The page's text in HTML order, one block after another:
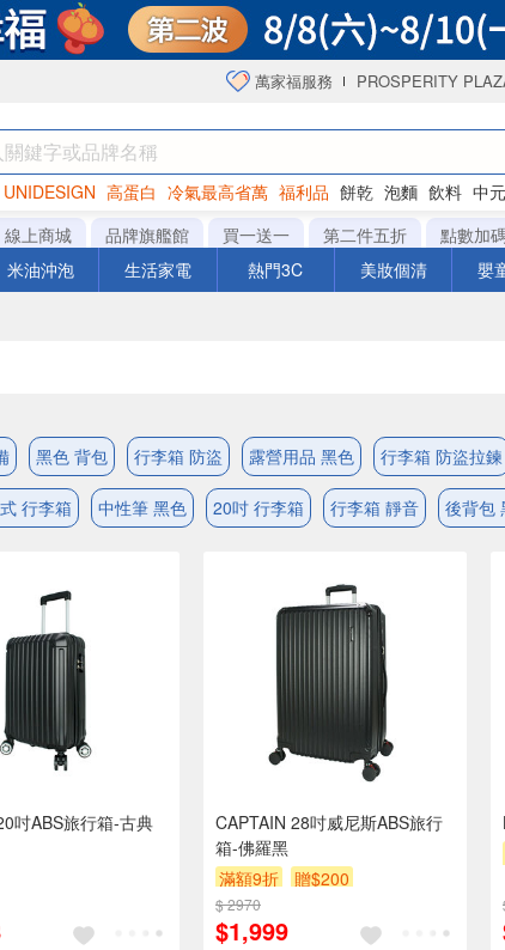
萬家福服務 PROSPERITY
UNIDESIGN 高蛋白 冷氣最高省萬 福利品 餅乾 泡麵 飲料 中
頭 咖啡 海苔
線上商城 品牌旗艦館 買一送一 第二件五折 點數加
米油沖泡 生活家電 熱門3C 美妝個清 嬰
黑色 背包 行李箱 防盜 露營用品 黑色 行李箱 防盜拉鍊
行李箱 中性筆 黑色 20吋 行李箱 行李箱 靜音 後背包
吋ABS旅行箱-古典
CAPTAIN 28吋威尼斯ABS旅行
箱-佛羅黑
滿額9折
贈$200
$ 2970
$1,999